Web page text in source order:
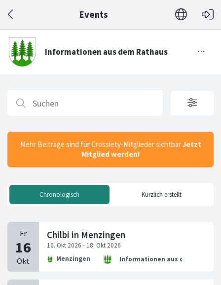
Events
Mehr Beiträge sind für Crossiety-Mitglieder sichtbarJetzt
Mitglied werden!
Chronologisch Kürzlich erstellt
Chilbi in Menzingen
Menzingen Informationen aus dem Rathaus